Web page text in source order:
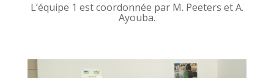
L’équipe 1 est coordonnée par M. Peeters et A.
Ayouba.